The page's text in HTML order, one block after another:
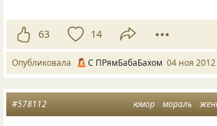
63 14
Опубликовала С ПРямБабаБахом 04 ноя 2012
юмор мораль
#578112